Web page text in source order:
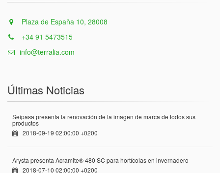
Plaza de España 10, 28008
+34 91 5473515
info@terralia.com
Últimas Noticias
Seipasa presenta la renovación de la imagen de marca de todos sus
productos
2018-09-19 02:00:00 +0200
Arysta presenta Acramite® 480 SC para hortícolas en invernadero
2018-07-10 02:00:00 +0200